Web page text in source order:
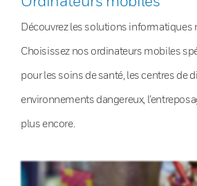
Découvrez les solutions informatiques
Choisissez nos ordinateurs mobiles
pour les soins de santé, les centres de
environnements dangereux,
plus encore.